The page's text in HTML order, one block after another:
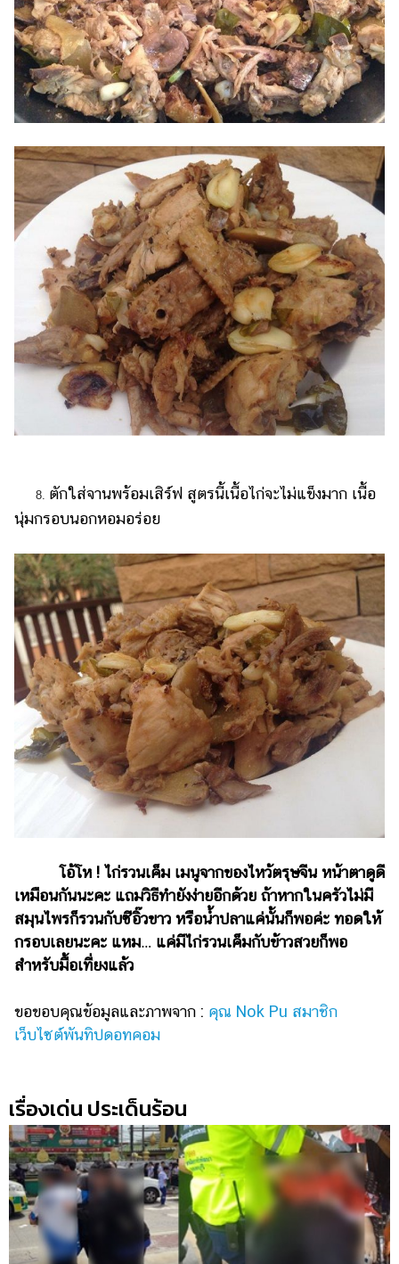
8. ตักใส่จานพร้อมเสิร์ฟ สูตรนี้เนื้อไก่จะไม่แข็งมาก เนื้อ
นุ่มกรอบนอกหอมอร่อย
โอ้โห ! ไก่รวนเค็ม เมนูจากของไหว้ตรุษจีน หน้าตาดูดี
เหมือนกันนะคะ แถมวิธีทำยังง่ายอีกด้วย ถ้าหากในครัวไม่มี
สมุนไพรก็รวนกับซีอิ๊วขาว หรือน้ำปลาแค่นั้นก็พอค่ะ ทอดให้
กรอบเลยนะคะ แหม… แค่มีไก่รวนเค็มกับข้าวสวยก็พอ
สำหรับมื้อเที่ยงแล้ว
ขอขอบคุณข้อมูลและภาพจาก : คุณ Nok Pu สมาชิก
เว็บไซต์พันทิปดอทคอม
เรื่องเด่น ประเด็นร้อน